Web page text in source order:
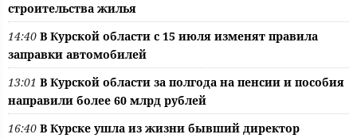
строительства жилья
14:40 В Курской области с 15 июля изменят правила
заправки автомобилей
13:01 В Курской области за полгода на пенсии и пособия
направили более 60 млрд рублей
16:40 В Курске ушла из жизни бывший директор